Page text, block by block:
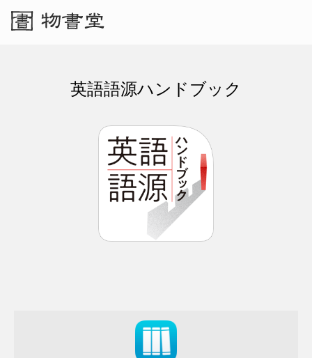
英語語源ハンドブック